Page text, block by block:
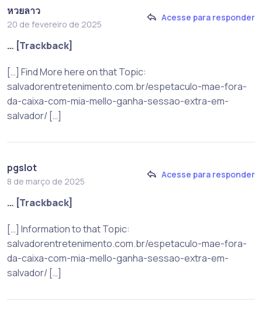
หวยลาว
20 de fevereiro de 2025
Acesse para responder
… [Trackback]
[…] Find More here on that Topic:
salvadorentretenimento.com.br/espetaculo-mae-fora-
da-caixa-com-mia-mello-ganha-sessao-extra-em-
salvador/ […]
pgslot
8 de março de 2025
Acesse para responder
… [Trackback]
[…] Information to that Topic:
salvadorentretenimento.com.br/espetaculo-mae-fora-
da-caixa-com-mia-mello-ganha-sessao-extra-em-
salvador/ […]